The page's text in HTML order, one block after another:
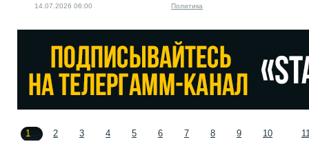
14.07.2026 06:00 Политика
1 2 3 4 5 6 7 8 9 10